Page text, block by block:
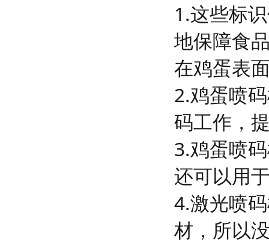
1.这些标
地保障食
在鸡蛋表
2.鸡蛋喷
码工作，
3.鸡蛋喷
还可以用
4.激光喷
材，所以